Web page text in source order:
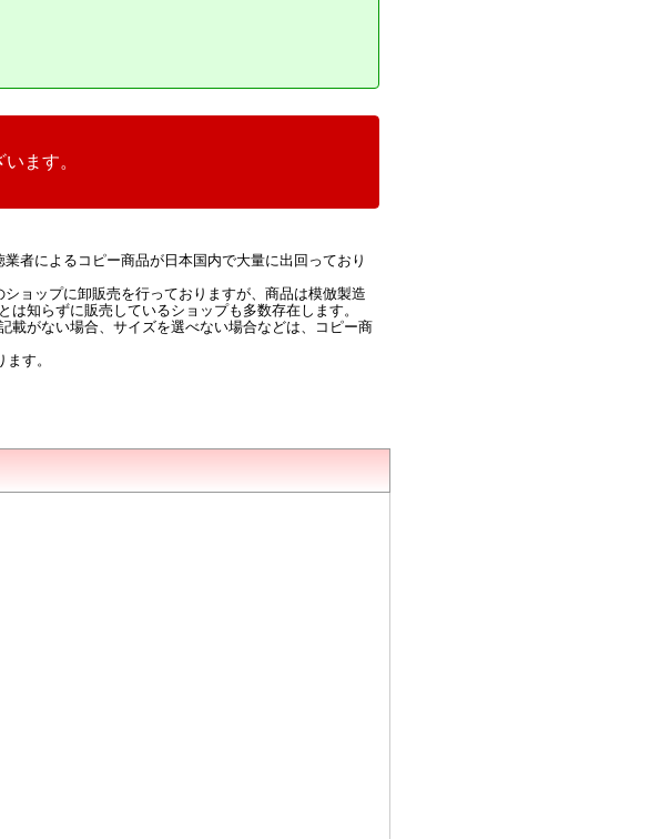
ます。
者によるコピー商品が日本国内で大量に出回っており
ョップに卸販売を行っておりますが、商品は模倣製造
知らずに販売しているショップも多数存在します。
載がない場合、サイズを選べない場合などは、コピー商
す。